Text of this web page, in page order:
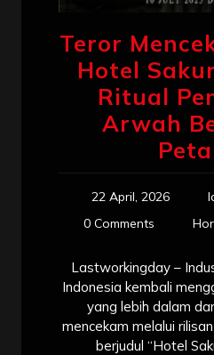
Teror
Hotel
Ritual
Arwah
22 April, 2026
0 Comments
Lastworkingday –
Indonesia kembali
yang lebih dalam
mencekam melalui
berjudul “Hotel